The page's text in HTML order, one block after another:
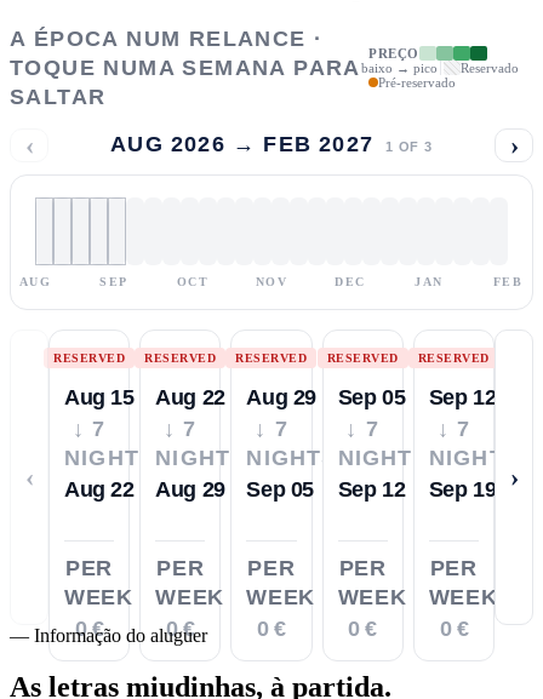
A ÉPOCA NUM RELANCE ·
TOQUE NUMA SEMANA PARA
SALTAR
PREÇO
baixo → pico
Reservado
Pré-reservado
‹ AUG 2026 → FEB 2027 1 OF 3 ›
AUG SEP OCT NOV DEC JAN FEB
‹
RESERVED
Aug 15
↓ 7
NIGHTS
Aug 22
PER
WEEK
0 €
RESERVED
Aug 22
↓ 7
NIGHTS
Aug 29
PER
WEEK
0 €
RESERVED
Aug 29
↓ 7
NIGHTS
Sep 05
PER
WEEK
0 €
RESERVED
Sep 05
↓ 7
NIGHTS
Sep 12
PER
WEEK
0 €
RESERVED
Sep 12
↓ 7
NIGHTS
Sep 19
PER
WEEK
0 €
›
— Informação do aluguer
As letras miudinhas, à partida.